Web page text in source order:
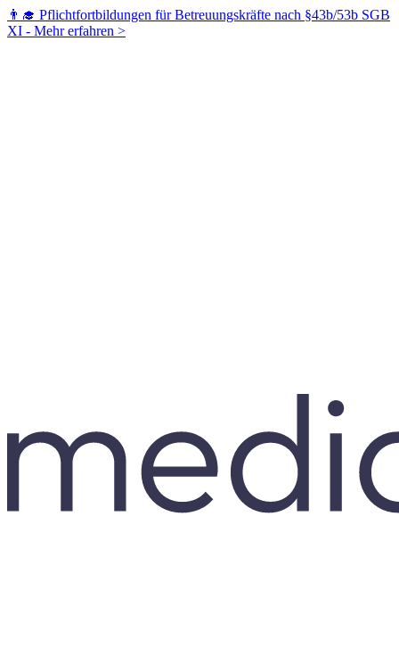
👨‍🎓 Pflichtfortbildungen für Betreuungskräfte nach §43b/53b SGB
XI - Mehr erfahren >